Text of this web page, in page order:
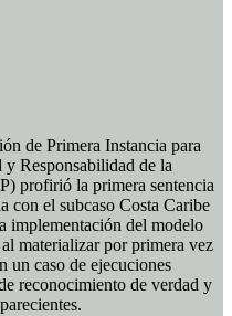
de Primera Instancia para
y Responsabilidad de la
profirió la primera sentencia
con el subcaso Costa Caribe
implementación del modelo
materializar por primera vez
un caso de ejecuciones
reconocimiento de verdad y